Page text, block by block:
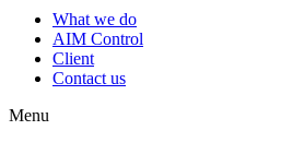
What we do
AIM Control
Client
Contact us
Menu